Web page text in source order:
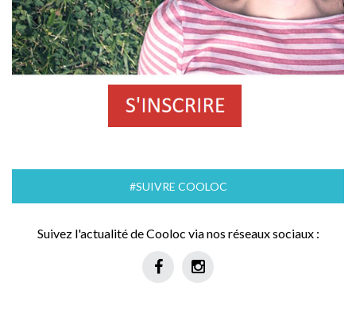
#SUIVRE COOLOC
Suivez l'actualité de Cooloc via nos réseaux sociaux :